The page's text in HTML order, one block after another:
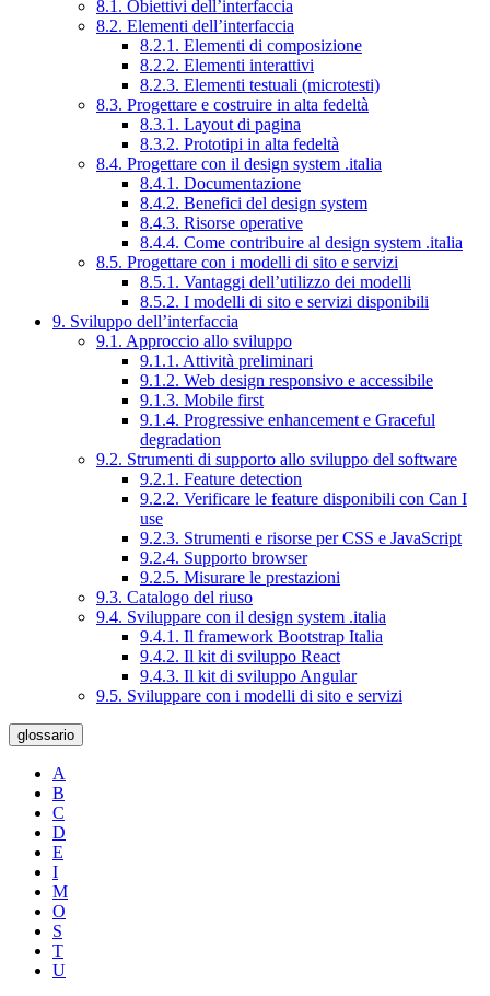
8.1. Obiettivi dell’interfaccia
8.2. Elementi dell’interfaccia
8.2.1. Elementi di composizione
8.2.2. Elementi interattivi
8.2.3. Elementi testuali (microtesti)
8.3. Progettare e costruire in alta fedeltà
8.3.1. Layout di pagina
8.3.2. Prototipi in alta fedeltà
8.4. Progettare con il design system .italia
8.4.1. Documentazione
8.4.2. Benefici del design system
8.4.3. Risorse operative
8.4.4. Come contribuire al design system .italia
8.5. Progettare con i modelli di sito e servizi
8.5.1. Vantaggi dell’utilizzo dei modelli
8.5.2. I modelli di sito e servizi disponibili
9. Sviluppo dell’interfaccia
9.1. Approccio allo sviluppo
9.1.1. Attività preliminari
9.1.2. Web design responsivo e accessibile
9.1.3. Mobile first
9.1.4. Progressive enhancement e Graceful
degradation
9.2. Strumenti di supporto allo sviluppo del software
9.2.1. Feature detection
9.2.2. Verificare le feature disponibili con Can I
use
9.2.3. Strumenti e risorse per CSS e JavaScript
9.2.4. Supporto browser
9.2.5. Misurare le prestazioni
9.3. Catalogo del riuso
9.4. Sviluppare con il design system .italia
9.4.1. Il framework Bootstrap Italia
9.4.2. Il kit di sviluppo React
9.4.3. Il kit di sviluppo Angular
9.5. Sviluppare con i modelli di sito e servizi
glossario
A
B
C
D
E
I
M
O
S
T
U